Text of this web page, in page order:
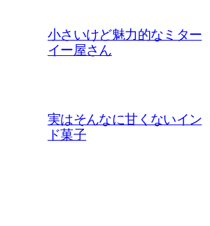
小さいけど魅力的なミター
イー屋さん
実はそんなに甘くないイン
ド菓子